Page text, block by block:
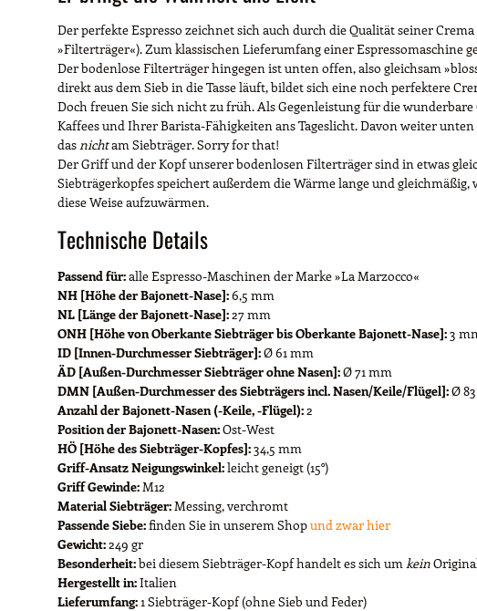
Der perfekte Espresso zeichnet sich auch durch die Qualität seiner
»Filterträger«). Zum klassischen Lieferumfang einer Espressomaschine
Der bodenlose Filterträger hingegen ist unten offen, also gleichsam
direkt aus dem Sieb in die Tasse läuft, bildet sich eine noch perfektere
Doch freuen Sie sich nicht zu früh. Als Gegenleistung für die
Kaffees und Ihrer Barista-Fähigkeiten ans Tageslicht. Davon weiter
dasnichtam Siebträger. Sorry for that!
Der Griff und der Kopf unserer bodenlosen Filterträger sind in etwas
Siebträgerkopfes speichert außerdem die Wärme lange und
diese Weise aufzuwärmen.
Technische Details
Passend für:alle Espresso-Maschinen der Marke »La Marzocco«
NH [Höhe der Bajonett-Nase]:6,5 mm
NL [Länge der Bajonett-Nase]:27 mm
ONH [Höhe von Oberkante Siebträger bis Oberkante Bajonett-Nase]:3
ID [Innen-Durchmesser Siebträger]:Ø 61 mm
ÄD [Außen-Durchmesser Siebträger ohne Nasen]:Ø 71 mm
DMN [Außen-Durchmesser des Siebträgers incl. Nasen/Keile/Flügel]:Ø
Anzahl der Bajonett-Nasen (-Keile, -Flügel):2
Position der Bajonett-Nasen:Ost-West
HÖ [Höhe des Siebträger-Kopfes]:34,5 mm
Griff-Ansatz Neigungswinkel:leicht geneigt (15°)
Griff Gewinde:M12
Material Siebträger:Messing, verchromt
Passende Siebe:finden Sie in unserem Shopund zwar hier
Gewicht:249 gr
Besonderheit:bei diesem Siebträger-Kopf handelt es sich umkein
Hergestellt in:Italien
Lieferumfang:1 Siebträger-Kopf (ohne Sieb und Feder)